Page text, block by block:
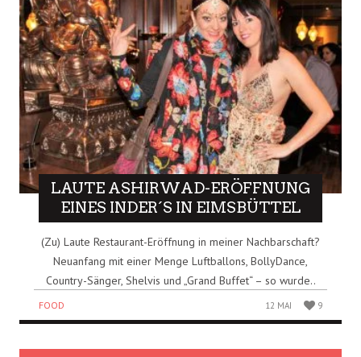
LAUTE ASHIRWAD-ERÖFFNUNG
EINES INDER´S IN EIMSBÜTTEL
(Zu) Laute Restaurant-Eröffnung in meiner Nachbarschaft?
Neuanfang mit einer Menge Luftballons, BollyDance,
Country-Sänger, Shelvis und „Grand Buffet“ – so wurde..
FOOD 12 MAI 9